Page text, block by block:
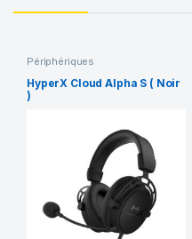
Périphériques
HyperX Cloud Alpha S ( Noir
)